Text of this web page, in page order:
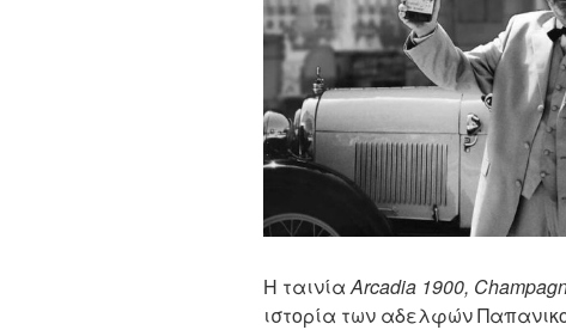
Η ταινία Arcadia 1900,
ιστορία των αδελφών